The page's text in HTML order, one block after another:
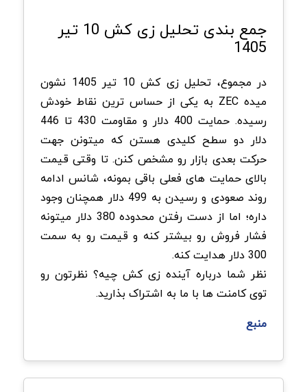
جمع بندی تحلیل زی کش 10 تیر
1405
در مجموع، تحلیل زی کش 10 تیر 1405 نشون
میده ZEC به یکی از حساس ترین نقاط خودش
رسیده. حمایت 400 دلار و مقاومت 430 تا 446
دلار دو سطح کلیدی هستن که میتونن جهت
حرکت بعدی بازار رو مشخص کنن. تا وقتی قیمت
بالای حمایت های فعلی باقی بمونه، شانس ادامه
روند صعودی و رسیدن به 499 دلار همچنان وجود
داره؛ اما از دست رفتن محدوده 380 دلار میتونه
فشار فروش رو بیشتر کنه و قیمت رو به سمت
300 دلار هدایت کنه.
نظر شما درباره آینده زی کش چیه؟ نظرتون رو
توی کامنت ها با ما به اشتراک بذارید.
منبع